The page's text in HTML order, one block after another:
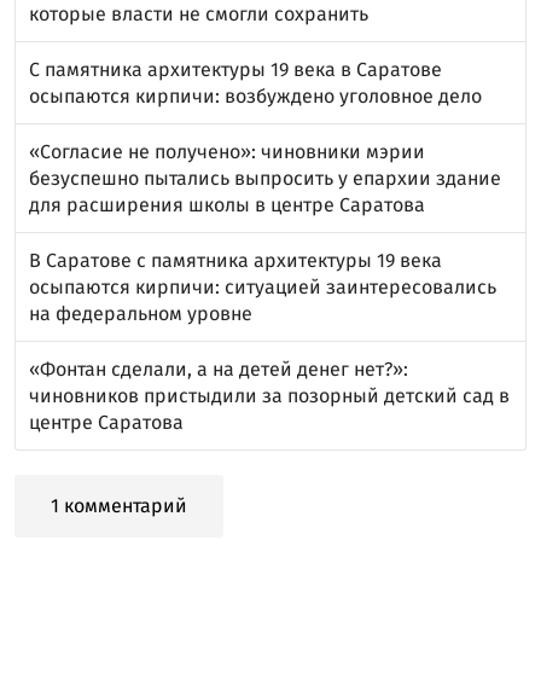
которые власти не смогли сохранить
С памятника архитектуры 19 века в Саратове
осыпаются кирпичи: возбуждено уголовное дело
«Согласие не получено»: чиновники мэрии
безуспешно пытались выпросить у епархии здание
для расширения школы в центре Саратова
В Саратове с памятника архитектуры 19 века
осыпаются кирпичи: ситуацией заинтересовались
на федеральном уровне
«Фонтан сделали, а на детей денег нет?»:
чиновников пристыдили за позорный детский сад в
центре Саратова
1 комментарий